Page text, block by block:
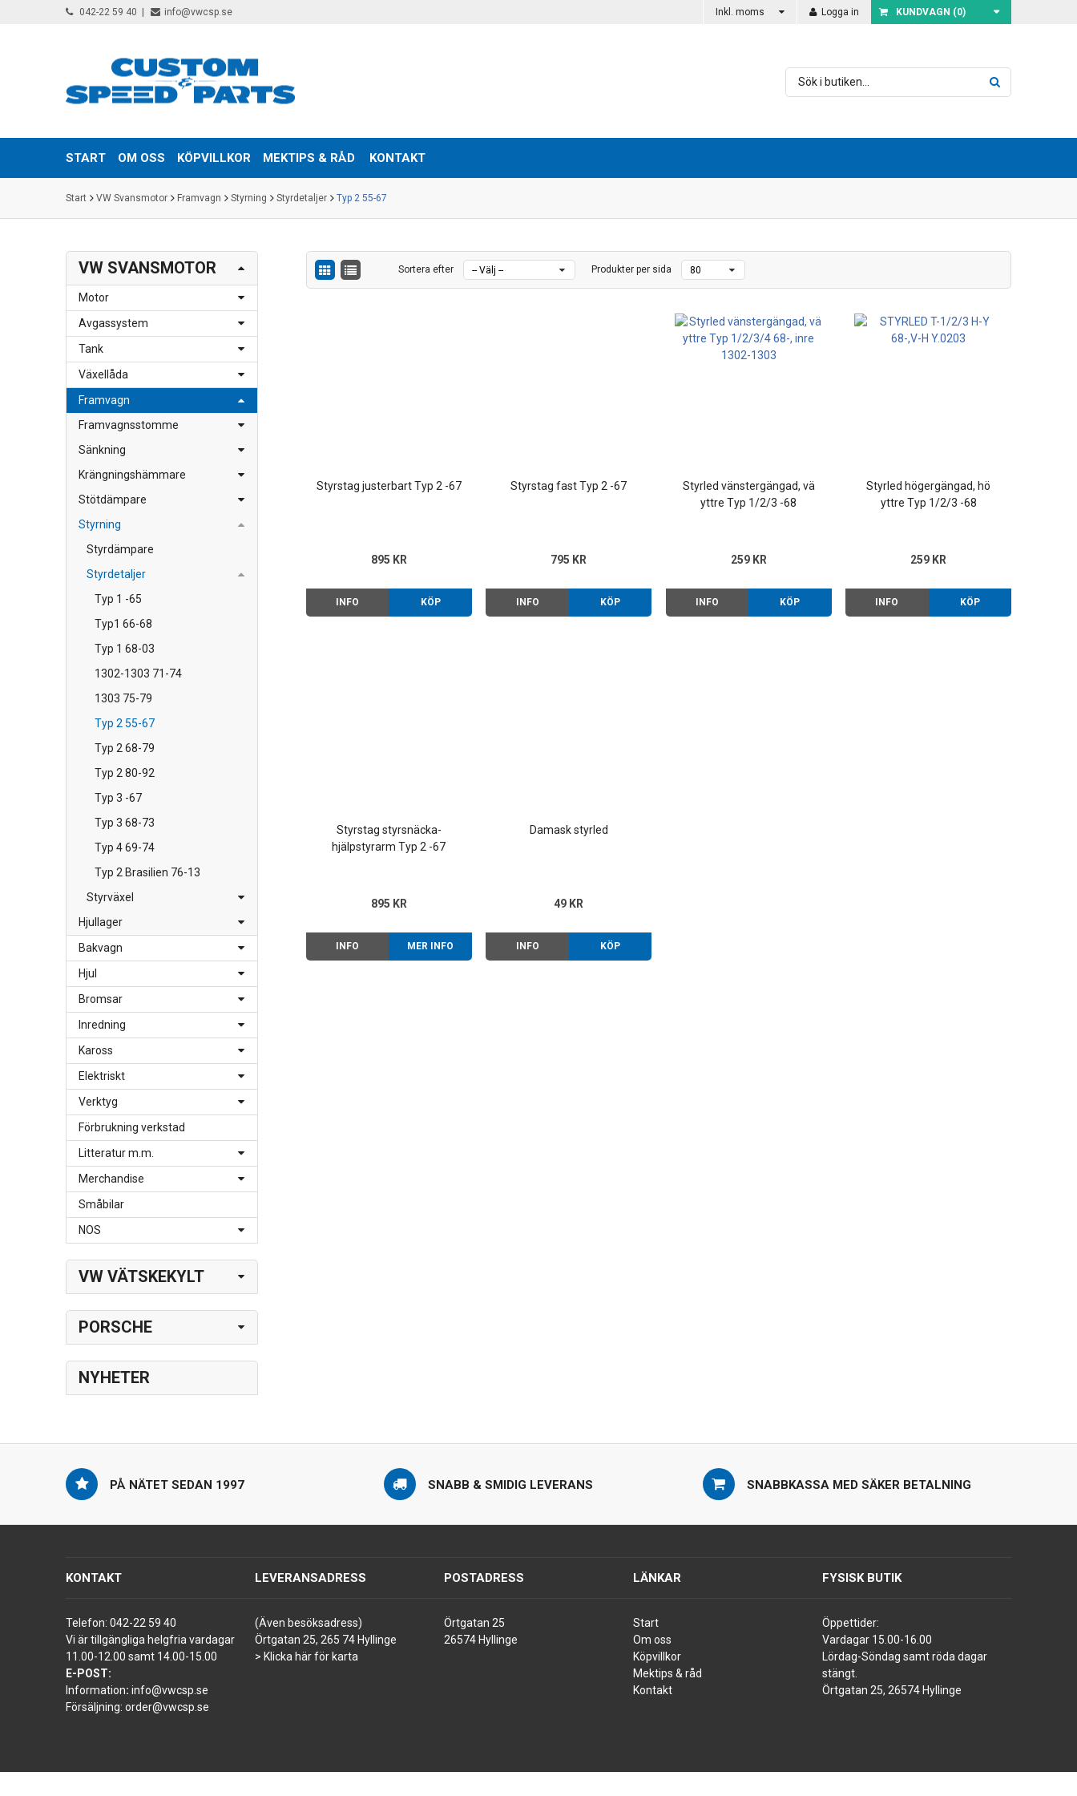
042-22 59 40 info@vwcsp.se Inkl. moms Logga in KUNDVAGN (0)
START OM OSS KÖPVILLKOR MEKTIPS & RÅD KONTAKT
Start VW Svansmotor Framvagn Styrning Styrdetaljer Typ 2 55-67
VW SVANSMOTOR
Motor
Avgassystem
Tank
Växellåda
Framvagn
Framvagnsstomme
Sänkning
Krängningshämmare
Stötdämpare
Styrning
Styrdämpare
Styrdetaljer
Typ 1 -65
Typ1 66-68
Typ 1 68-03
1302-1303 71-74
1303 75-79
Typ 2 55-67
Typ 2 68-79
Typ 2 80-92
Typ 3 -67
Typ 3 68-73
Typ 4 69-74
Typ 2 Brasilien 76-13
Styrväxel
Hjullager
Bakvagn
Hjul
Bromsar
Inredning
Kaross
Elektriskt
Verktyg
Förbrukning verkstad
Litteratur m.m.
Merchandise
Småbilar
NOS
VW VÄTSKEKYLT
PORSCHE
NYHETER
Sortera efter Produkter per sida
Styrstag justerbart Typ 2 -67
895 KR
INFO KÖP
Styrstag fast Typ 2 -67
795 KR
INFO KÖP
Styrled vänstergängad, vä
yttre Typ 1/2/3 -68
259 KR
INFO KÖP
Styrled högergängad, hö
yttre Typ 1/2/3 -68
259 KR
INFO KÖP
Styrstag styrsnäcka-
hjälpstyrarm Typ 2 -67
895 KR
INFO MER INFO
Damask styrled
49 KR
INFO KÖP
PÅ NÄTET SEDAN 1997 SNABB & SMIDIG LEVERANS SNABBKASSA MED SÄKER BETALNING
KONTAKT
Telefon: 042-22 59 40
Vi är tillgängliga helgfria vardagar
11.00-12.00 samt 14.00-15.00
E-POST:
Information: info@vwcsp.se
Försäljning: order@vwcsp.se
LEVERANSADRESS
(Även besöksadress)
Örtgatan 25, 265 74 Hyllinge
> Klicka här för karta
POSTADRESS
Örtgatan 25
26574 Hyllinge
LÄNKAR
Start
Om oss
Köpvillkor
Mektips & råd
Kontakt
FYSISK BUTIK
Öppettider:
Vardagar 15.00-16.00
Lördag-Söndag samt röda dagar
stängt.
Örtgatan 25, 26574 Hyllinge